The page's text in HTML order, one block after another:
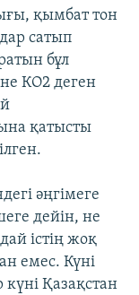
қымбат тон
сатып
бұл
КО2 деген
қатысты
әңгімеге
дейін, не
істің жоқ
емес. Күні
күні Қазақстан